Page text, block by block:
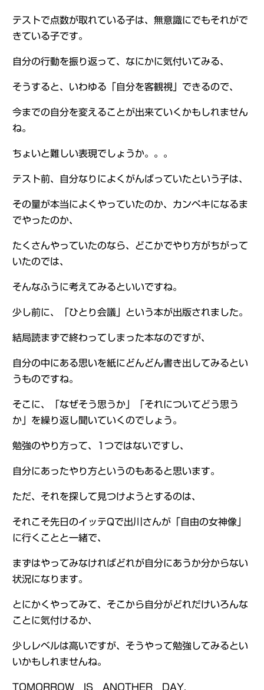
テストで点数が取れている子は、無意識にでもそれがで
きている子です。
自分の行動を振り返って、なにかに気付いてみる、
そうすると、いわゆる「自分を客観視」できるので、
今までの自分を変えることが出来ていくかもしれません
ね。
ちょいと難しい表現でしょうか。。。
テスト前、自分なりによくがんばっていたという子は、
その量が本当によくやっていたのか、カンペキになるま
でやったのか、
たくさんやっていたのなら、どこかでやり方がちがって
いたのでは、
そんなふうに考えてみるといいですね。
少し前に、「ひとり会議」という本が出版されました。
結局読まずで終わってしまった本なのですが、
自分の中にある思いを紙にどんどん書き出してみるとい
うものですね。
そこに、「なぜそう思うか」「それについてどう思う
か」を繰り返し聞いていくのでしょう。
勉強のやり方って、1つではないですし、
自分にあったやり方というのもあると思います。
ただ、それを探して見つけようとするのは、
それこそ先日のイッテQで出川さんが「自由の女神像」
に行くことと一緒で、
まずはやってみなければどれが自分にあうか分からない
状況になります。
とにかくやってみて、そこから自分がどれだけいろんな
ことに気付けるか、
少しレベルは高いですが、そうやって勉強してみるとい
いかもしれませんね。
TOMORROW IS ANOTHER DAY.